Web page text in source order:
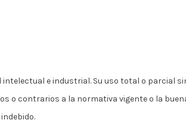
e industrial. Su uso total o parcial
o contrarios a la normativa vigente o la